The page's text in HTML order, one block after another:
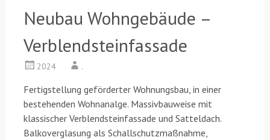
Neubau Wohngebäude –
Verblendsteinfassade
2024 .
Fertigstellung geförderter Wohnungsbau, in einer
bestehenden Wohnanalge. Massivbauweise mit
klassischer Verblendsteinfassade und Satteldach.
Balkoverglasung als Schallschutzmaßnahme,